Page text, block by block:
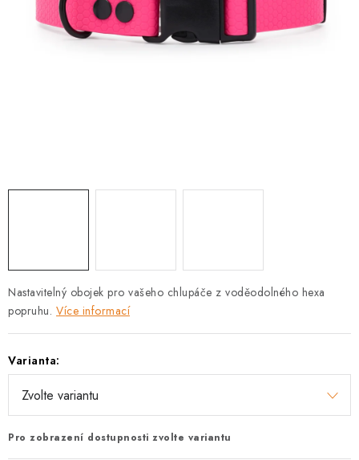
Výměna, vrácení a reklamace
Obchodní podmínky
FAQ
Nastavitelný obojek pro vašeho chlupáče z voděodolného hexa
popruhu. Více informací
Varianta:
Pro zobrazení dostupnosti zvolte variantu